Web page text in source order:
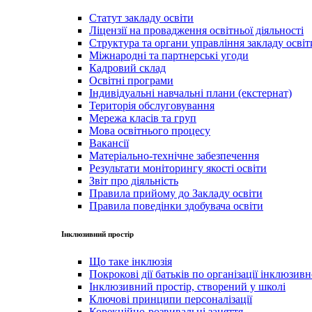
Статут закладу освіти
Ліцензії на провадження освітньої діяльності
Структура та органи управління закладу
Міжнародні та партнерські угоди
Кадровий склад
Освітні програми
Індивідуальні навчальні плани (екстернат)
Територія обслуговування
Мережа класів та груп
Мова освітнього процесу
Вакансії
Матеріально-технічне забезпечення
Результати моніторингу якості освіти
Звіт про діяльність
Правила прийому до Закладу освіти
Правила поведінки здобувача освіти
Інклюзивний простір
Що таке інклюзія
Покрокові дії батьків по організації
Інклюзивний простір, створений у школі
Ключові принципи персоналізації